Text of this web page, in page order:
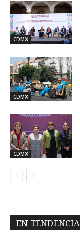
CDMX
CDMX
CDMX
EN TENDENCIA